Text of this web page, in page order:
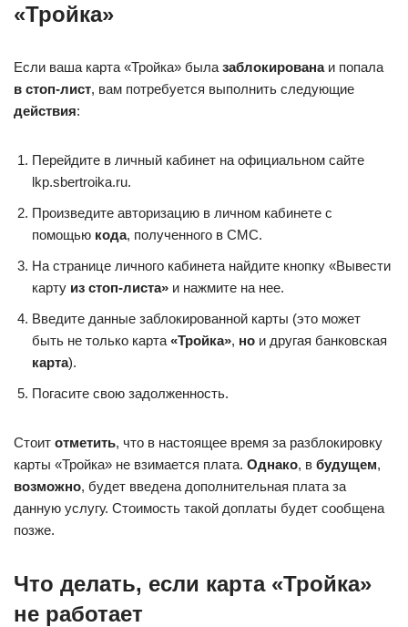
«Тройка»
Если ваша карта «Тройка» была заблокированаи попала
в стоп-лист, вам потребуется выполнить следующие
действия:
Перейдите в личный кабинет на официальном сайте
lkp.sbertroika.ru.
Произведите авторизацию в личном кабинете с
помощью кода, полученного в СМС.
На странице личного кабинета найдите кнопку «Вывести
карту из стоп-листа» и нажмите на нее.
Введите данные заблокированной карты (это может
быть не только карта «Тройка», но и другая банковская
карта).
Погасите свою задолженность.
Стоит отметить, что в настоящее время за разблокировку
карты «Тройка» не взимается плата. Однако, в будущем,
возможно, будет введена дополнительная плата за
данную услугу. Стоимость такой доплаты будет сообщена
позже.
Что делать, если карта «Тройка»
не работает